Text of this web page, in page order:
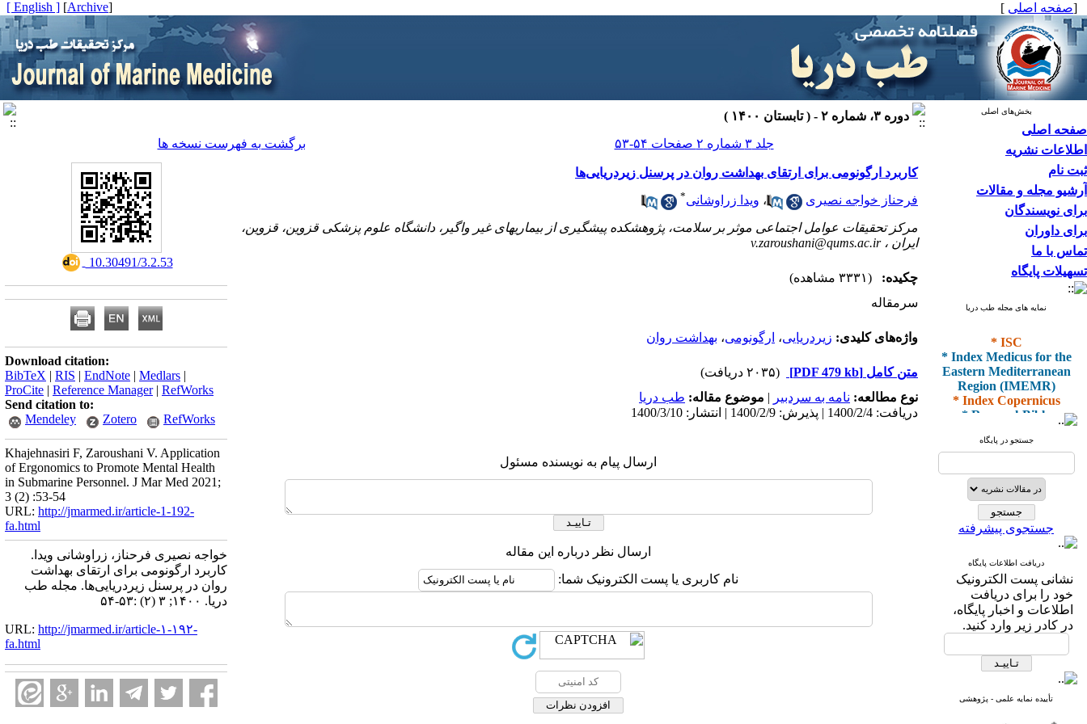
[صفحه اصلی ]
[
Archive
]
[ English ]
بخش‌های اصلی
صفحه اصلی
اطلاعات نشریه
ثبت نام
آرشیو مجله و مقالات
برای نویسندگان
برای داوران
تماس با ما
تسهیلات پایگاه
نمایه های مجله طب دریا
* ISC
* Index Medicus for the
Eastern Mediterranean
Region (IMEMR)
* Index Copernicus
* ResearchBible
* I2OR
* ROAD
* Scientific Indexing
Services
* SID
* Magiran
* Google Scholar
و دارای رتبه علمی
پژوهشی
از کمیسیون نشریات
وزارت بهداشت و درمان
* Index Medicus for the
جستجو در پایگاه
جستجوی پیشرفته
دریافت اطلاعات پایگاه
نشانی پست الکترونیک
خود را برای دریافت
اطلاعات و اخبار پایگاه،
در کادر زیر وارد کنید.
تأییده نمایه علمی - پژوهشی
دوره ۳، شماره ۲ - ( تابستان ۱۴۰۰ )
جلد ۳ شماره ۲ صفحات ۵۴-۵۳
برگشت به فهرست نسخه ها
کاربرد ارگونومی برای ارتقای بهداشت روان در پرسنل زیردریایی‌ها
فرحناز خواجه نصیری ، ویدا زراوشانی*
مرکز تحقیقات عوامل اجتماعی موثر بر سلامت، پژوهشکده پیشگیری از بیماریهای غیر واگیر، دانشگاه علوم پزشکی قزوین، قزوین،
ایران ،v.zaroushani@qums.ac.ir
چکیده:
(۳۳۳۱ مشاهده)
سرمقاله
واژه‌های کلیدی: زیردریایی، ارگونومی، بهداشت روان
متن کامل [PDF 479 kb]
(۲۰۳۵ دریافت)
نوع مطالعه: نامه به سردبیر | موضوع مقاله: طب دریا
دریافت: 1400/2/4 | پذیرش: 1400/2/9 | انتشار: 1400/3/10
ارسال پیام به نویسنده مسئول
ارسال نظر درباره این مقاله
نام کاربری یا پست الکترونیک شما:
‎ 10.30491/3.2.53
Download citation:
BibTeX | RIS | EndNote | Medlars |
ProCite | Reference Manager| RefWorks
Send citation to:
Mendeley
Zotero RefWorks
Khajehnasiri F, Zaroushani V. Application
of Ergonomics to Promote Mental Health
in Submarine Personnel. J Mar Med 2021;
3 (2) :53-54
URL: http://jmarmed.ir/article-1-192-
fa.html
خواجه نصیری فرحناز، زراوشانی ویدا.
کاربرد ارگونومی برای ارتقای بهداشت
روان در پرسنل زیردریایی‌ها. مجله طب
دریا. ۱۴۰۰; ۳ (۲) :۵۳-۵۴
URL: http://jmarmed.ir/article-۱-۱۹۲-
fa.html